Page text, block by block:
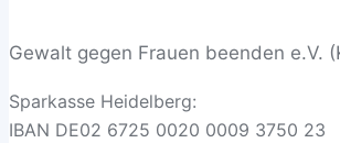
Gewalt gegen Frauen beenden e.V.
Sparkasse Heidelberg:
IBAN DE02 6725 0020 0009 3750 23